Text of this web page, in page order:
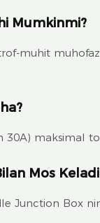
Mumkinmi?
muhit
30A) maksimal
Mos
Junction Box